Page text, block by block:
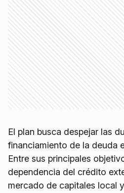
El plan busca despejar las
financiamiento de la deuda
Entre sus principales
dependencia del crédito
mercado de capitales local